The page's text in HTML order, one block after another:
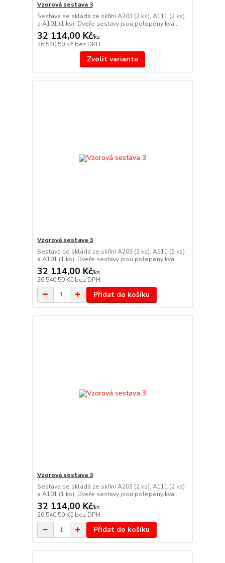
Vzorová sestava 3
Sestava se skládá ze skříní A203 (2 ks), A111 (2 ks)
a A101 (1 ks). Dveře sestavy jsou polepeny kva...
32 114,00 Kč/ks
26 540,50 Kč bez DPH
Zvolit variantu
Vzorová sestava 3
Sestava se skládá ze skříní A203 (2 ks), A111 (2 ks)
a A101 (1 ks). Dveře sestavy jsou polepeny kva...
32 114,00 Kč/ks
26 540,50 Kč bez DPH
Přidat do košíku
Vzorová sestava 3
Sestava se skládá ze skříní A203 (2 ks), A111 (2 ks)
a A101 (1 ks). Dveře sestavy jsou polepeny kva...
32 114,00 Kč/ks
26 540,50 Kč bez DPH
Přidat do košíku